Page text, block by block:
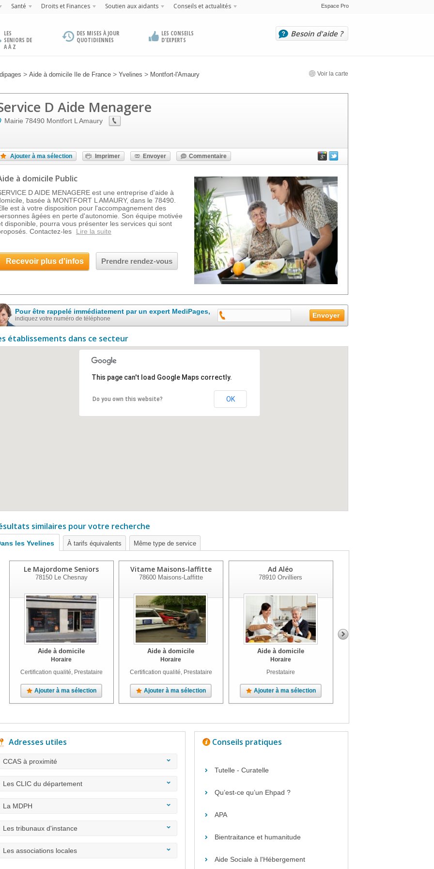
Santé Droits et Finances Soutien aux aidants Conseils et actualités Espace Pro
LES
SENIORS DE
A À Z
DES MISES À JOUR
QUOTIDIENNES
LES CONSEILS
D'EXPERTS
Besoin d'aide ?
> Aide à domicile Ile de France > Yvelines > Montfort-l'Amaury Voir la carte
D Aide Menagere
Mairie 78490 Montfort L Amaury
Ajouter à ma sélection Imprimer Envoyer Commentaire
à domicile Public
D AIDE MENAGERE est une entreprise d'aide à
basée à MONTFORT L AMAURY, dans le 78490.
est à votre disposition pour l'accompagnement des
âgées en perte d'autonomie. Son équipe motivée
disponible, pourra vous présenter les services qui sont
Contactez-les
Lire la suite
Recevoir plus d'infos Prendre rendez-vous
Pour être rappelé immédiatement par un expert MediPages,
indiquez votre numéro de téléphone
établissements dans ce secteur
This page can't load Google Maps correctly.
Do you own this website? OK
similaires pour votre recherche
les Yvelines À tarifs équivalents Même type de service
Le Majordome Seniors
78150Le Chesnay
Aide à domicile
Horaire
Certification qualité, Prestataire
Ajouter à ma sélection
Vitame Maisons-laffitte
78600Maisons-Laffitte
Aide à domicile
Horaire
Certification qualité, Prestataire
Ajouter à ma sélection
Ad Aléo
78910 Orvilliers
Aide à domicile
Horaire
Prestataire
Ajouter à ma sélection
Adresses utiles
CCAS à proximité
Les CLIC du département
La MDPH
Les tribunaux d'instance
Les associations locales
Conseils pratiques
Tutelle - Curatelle
Qu’est-ce qu’un Ehpad ?
APA
Bientraitance et humanitude
Aide Sociale à l'Hébergement